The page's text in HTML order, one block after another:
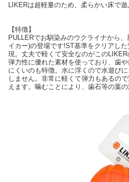
LIKERは超軽量のため、柔らかい床で遊
【特徴】
PULLERでお馴染みのウクライナから
イカー)の登場です!ST基準をクリアし
現。丈夫で軽くて安全なのがこのLIKER
弾力性に優れた素材を使っており、歯
にくいのも特徴。水に浮くので水遊び
しません。非常に軽くて弾力もあるの
えます。噛むことにより、歯石等の葉